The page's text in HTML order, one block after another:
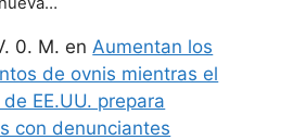
0. M. en Aumentan los
de ovnis mientras el
EE.UU. prepara
con denunciantes